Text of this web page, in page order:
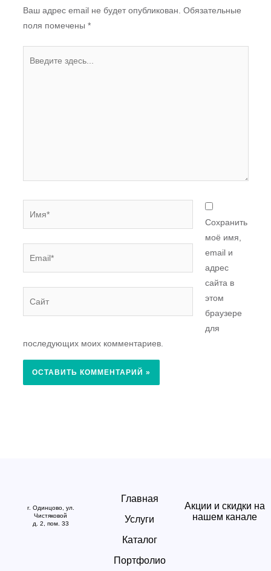
Ваш адрес email не будет опубликован. Обязательные
поля помечены *
здесь...
Сохранить
моё имя,
email и
адрес
сайта в
этом
браузере
для
последующих моих комментариев.
г. Одинцово, ул.
Чистяковой
д. 2, пом. 33
Главная
Услуги
Каталог
Портфолио
Акции и скидки на
нашем канале